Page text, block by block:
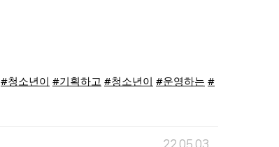
#청소년이 #기획하고 #청소년이 #운영하는 #
22.05.03